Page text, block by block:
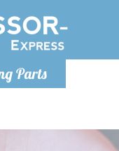
Parts
de 9:00 a
16:00
express.es
De